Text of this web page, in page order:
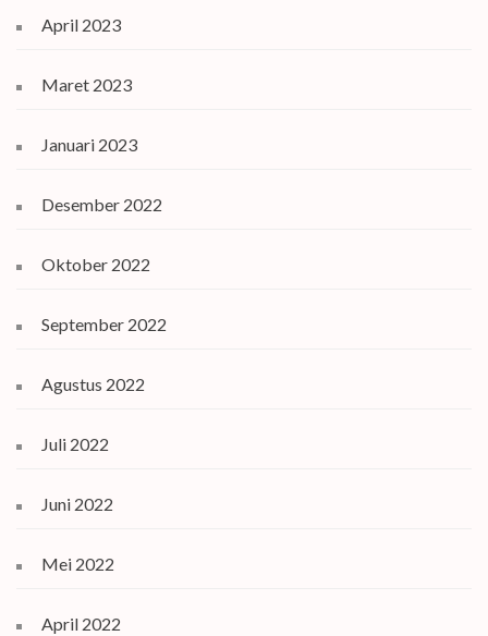
April 2023
Maret 2023
Januari 2023
Desember 2022
Oktober 2022
September 2022
Agustus 2022
Juli 2022
Juni 2022
Mei 2022
April 2022